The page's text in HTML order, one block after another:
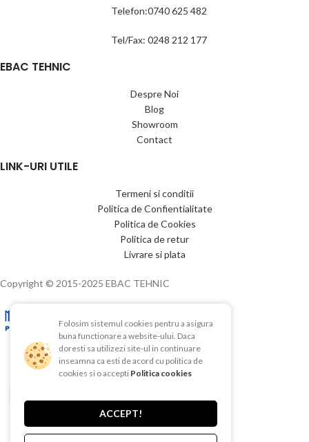
Telefon:0740 625 482
Tel/Fax: 0248 212 177
EBAC TEHNIC
Despre Noi
Blog
Showroom
Contact
LINK-URI UTILE
Termeni si conditii
Politica de Confientialitate
Politica de Cookies
Politica de retur
Livrare si plata
Copyright © 2015-2025 EBAC TEHNIC
Folosim sistemul cookies pentru a asigura
buna functionare a website-ului. Daca
doresti sa utilizezi site-ul in continuare
inseamna ca esti de acord cu politica de
cookies si o accepti Politica cookies
ACCEPT!
FacebookInstagram